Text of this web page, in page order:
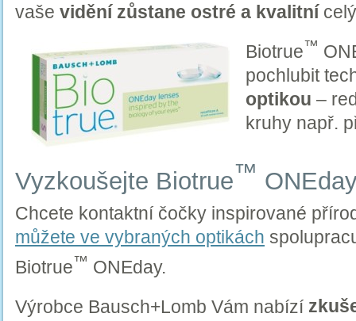
vaše vidění zůstane ostré a kvalitní
Biotrue™
pochlubit
optikou –
kruhy např.
Vyzkoušejte Biotrue™
Chcete kontaktní čočky inspirované
můžete ve vybraných optikách
Biotrue™ ONEday.
Výrobce Bausch+Lomb Vám nabízí